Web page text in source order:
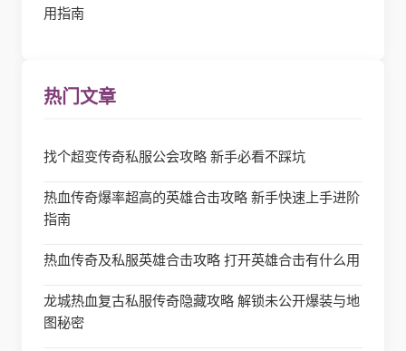
用指南
热门文章
找个超变传奇私服公会攻略 新手必看不踩坑
热血传奇爆率超高的英雄合击攻略 新手快速上手进阶
指南
热血传奇及私服英雄合击攻略 打开英雄合击有什么用
龙城热血复古私服传奇隐藏攻略 解锁未公开爆装与地
图秘密